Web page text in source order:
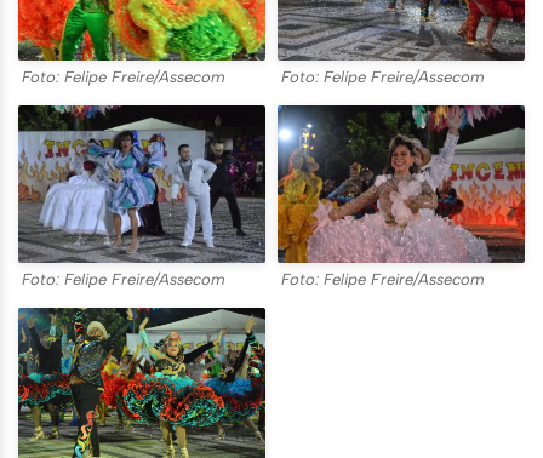
Foto: Felipe Freire/Assecom Foto: Felipe Freire/Assecom
Foto: Felipe Freire/Assecom Foto: Felipe Freire/Assecom